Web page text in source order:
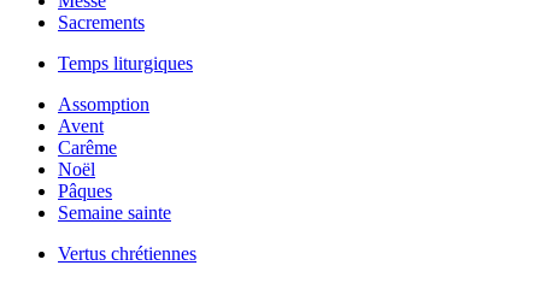
Sacrements
Temps liturgiques
Assomption
Avent
Carême
Noël
Pâques
Semaine sainte
Vertus chrétiennes